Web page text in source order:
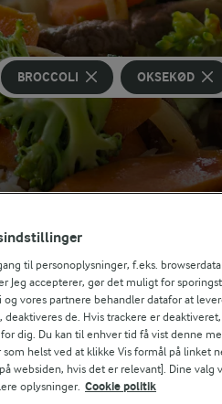
BROCCOLI OKSEKØD
til personoplysninger, f.eks.
Jeg accepterer, gør det muligt for
vores partnere behandler datafor at
de. Hvis trackere er
dig. Du kan til enhver tid få vist denne
helst ved at klikke Vis formål på linket
websiden, hvis det er relevant]. Dine valg
oplysninger. Cookie politik